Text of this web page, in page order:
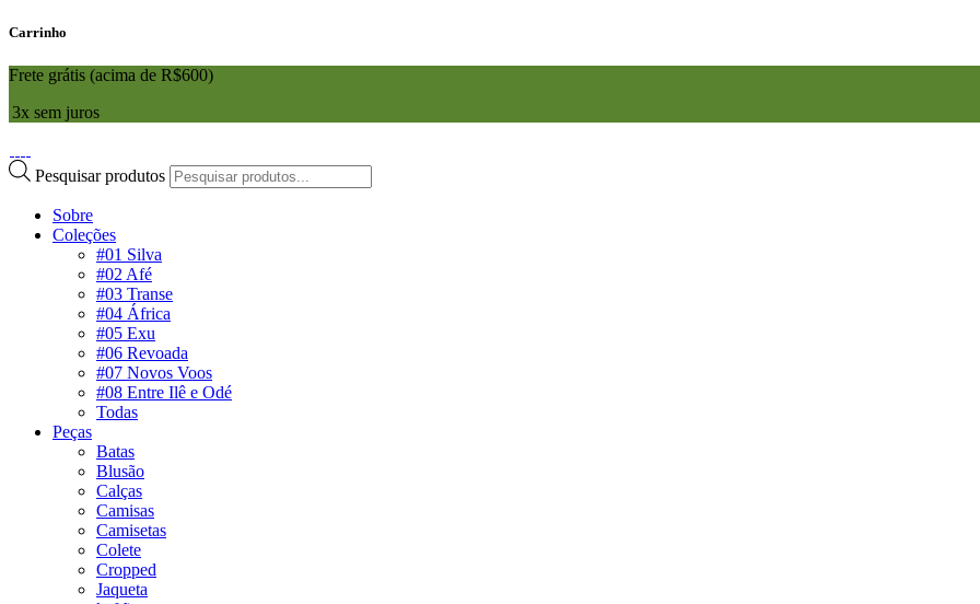
Carrinho
Frete grátis (acima de R$600)
3x sem juros
Pesquisar produtos
Sobre
Coleções
#01 Silva
#02 Afé
#03 Transe
#04 África
#05 Exu
#06 Revoada
#07 Novos Voos
#08 Entre Ilê e Odé
Todas
Peças
Batas
Blusão
Calças
Camisas
Camisetas
Colete
Cropped
Jaqueta